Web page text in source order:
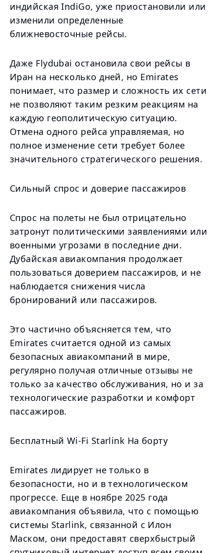
индийская IndiGo, уже приостановили или
изменили определенные
ближневосточные рейсы.
Даже Flydubai остановила свои рейсы в
Иран на несколько дней, но Emirates
понимает, что размер и сложность их сети
не позволяют таким резким реакциям на
каждую геополитическую ситуацию.
Отмена одного рейса управляемая, но
полное изменение сети требует более
значительного стратегического решения.
Сильный спрос и доверие пассажиров
Спрос на полеты не был отрицательно
затронут политическими заявлениями или
военными угрозами в последние дни.
Дубайская авиакомпания продолжает
пользоваться доверием пассажиров, и не
наблюдается снижения числа
бронирований или пассажиров.
Это частично объясняется тем, что
Emirates считается одной из самых
безопасных авиакомпаний в мире,
регулярно получая отличные отзывы не
только за качество обслуживания, но и за
технологические разработки и комфорт
пассажиров.
Бесплатный Wi-Fi Starlink На борту
Emirates лидирует не только в
безопасности, но и в технологическом
прогрессе. Еще в ноябре 2025 года
авиакомпания объявила, что с помощью
системы Starlink, связанной с Илон
Маском, они предоставят сверхбыстрый